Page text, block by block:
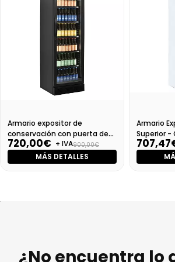
Armario expositor de
conservación con puerta de
cristal CEV 425 BLACK
720,00€ + IVA900,00€
MÁS DETALLES
Armario
Superior -
¿No encuentra lo